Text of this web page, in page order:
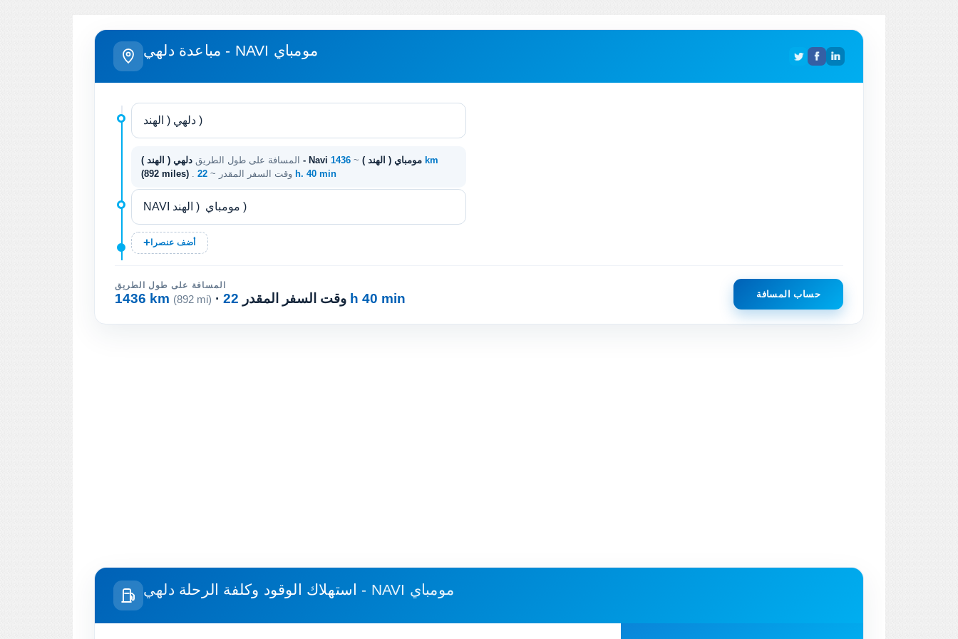
مباعدة دلهي - NAVI مومباي
المسافة على طول الطريق دلهي ( الهند ) - Navi مومباي ( الهند ) ~
1436 km
(892 miles)
. وقت السفر المقدر ~ 22 h. 40 min
أضف عنصرا
المسافة على طول الطريق
1436 km (892 mi) · وقت السفر المقدر 22 h 40 min حساب المسافة
استهلاك الوقود وكلفة الرحلة دلهي - NAVI مومباي